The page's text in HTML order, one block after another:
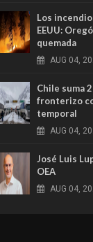
Los
EEUU:
quemada
AUG 04,
Chile suma
fronterizo
temporal
AUG 04,
José Luis
OEA
AUG 04,